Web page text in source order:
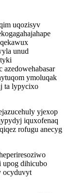
uqozisyv
unud
ymoluqak
ta lypycixo
yjexop
iquxofenaq
rofugu anecyg
upog dihicubo
ocyduvyt